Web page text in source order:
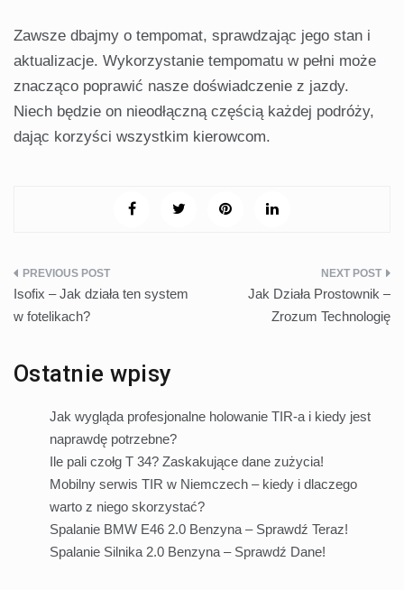
Zawsze dbajmy o tempomat, sprawdzając jego stan i
aktualizacje. Wykorzystanie tempomatu w pełni może
znacząco poprawić nasze doświadczenie z jazdy.
Niech będzie on nieodłączną częścią każdej podróży,
dając korzyści wszystkim kierowcom.
Nawigacja
wpisu
Isofix – Jak działa ten system
w fotelikach?
Jak Działa Prostownik –
Zrozum Technologię
Ostatnie wpisy
Jak wygląda profesjonalne holowanie TIR-a i kiedy jest
naprawdę potrzebne?
Ile pali czołg T 34? Zaskakujące dane zużycia!
Mobilny serwis TIR w Niemczech – kiedy i dlaczego
warto z niego skorzystać?
Spalanie BMW E46 2.0 Benzyna – Sprawdź Teraz!
Spalanie Silnika 2.0 Benzyna – Sprawdź Dane!